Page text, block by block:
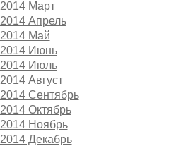
2014 Март
2014 Апрель
2014 Май
2014 Июнь
2014 Июль
2014 Август
2014 Сентябрь
2014 Октябрь
2014 Ноябрь
2014 Декабрь